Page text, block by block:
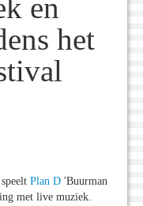
en
het
Plan D 'Buurman
met live muziek.